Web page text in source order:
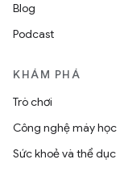
Blog
Podcast
KHÁM PHÁ
Trò chơi
Công nghệ máy học
Sức khoẻ và thể dục